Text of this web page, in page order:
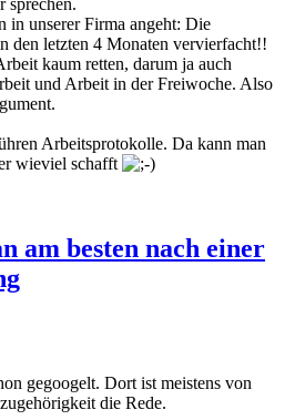
in unserer Firma angeht: Die
den letzten 4 Monaten vervierfacht!!
kaum retten, darum ja auch
und Arbeit in der Freiwoche. Also
Arbeitsprotokolle. Da kann man
wieviel schafft
am besten nach einer
gegoogelt. Dort ist meistens von
die Rede.